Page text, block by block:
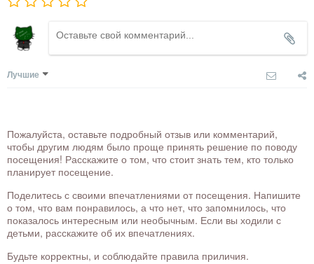
Лучшие
Пожалуйста, оставьте подробный отзыв или комментарий,
чтобы другим людям было проще принять решение по поводу
посещения! Расскажите о том, что стоит знать тем, кто только
планирует посещение.
Поделитесь с своими впечатлениями от посещения. Напишите
о том, что вам понравилось, а что нет, что запомнилось, что
показалось интересным или необычным. Если вы ходили с
детьми, расскажите об их впечатлениях.
Будьте корректны, и соблюдайте правила приличия.